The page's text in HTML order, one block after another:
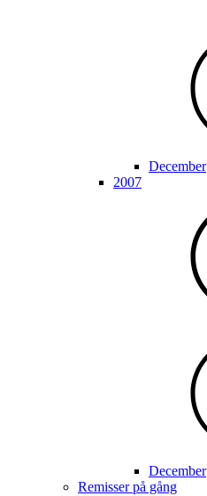
December
2007
December
Remisser på gång